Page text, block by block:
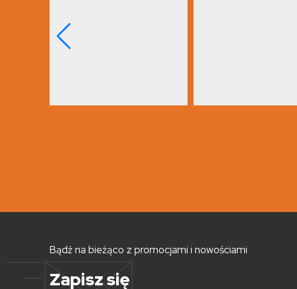
Bądź na bieżąco z promocjami i nowościami
Zapisz się